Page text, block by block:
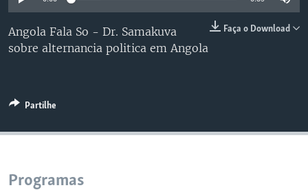
Faça o Download
Angola Fala So - Dr. Samakuva
sobre alternancia politica em Angola
Partilhe
Programas